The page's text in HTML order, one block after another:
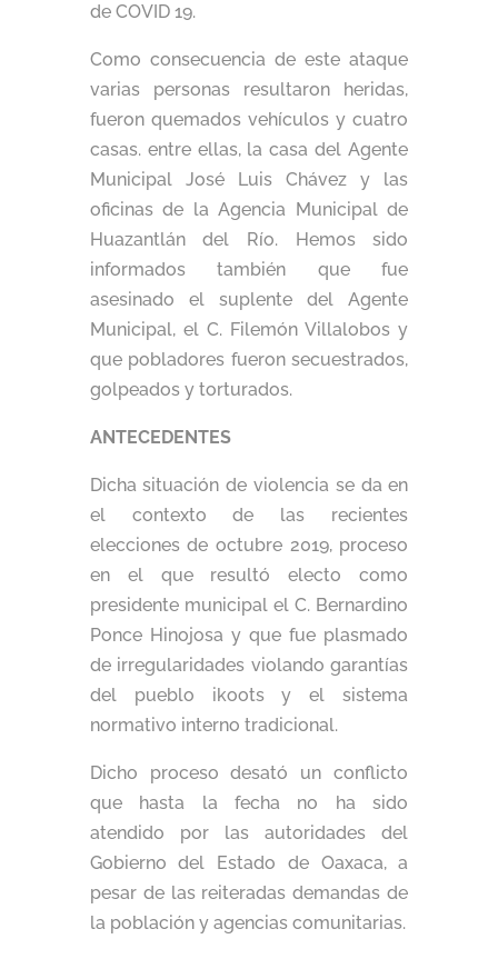
de COVID 19.
Como consecuencia de este ataque
varias personas resultaron heridas,
fueron quemados vehículos y cuatro
casas. entre ellas, la casa del Agente
Municipal José Luis Chávez y las
oficinas de la Agencia Municipal de
Huazantlán del Río. Hemos sido
informados también que fue
asesinado el suplente del Agente
Municipal, el C. Filemón Villalobos y
que pobladores fueron secuestrados,
golpeados y torturados.
ANTECEDENTES
Dicha situación de violencia se da en
el contexto de las recientes
elecciones de octubre 2019, proceso
en el que resultó electo como
presidente municipal el C. Bernardino
Ponce Hinojosa y que fue plasmado
de irregularidades violando garantías
del pueblo ikoots y el sistema
normativo interno tradicional.
Dicho proceso desató un conflicto
que hasta la fecha no ha sido
atendido por las autoridades del
Gobierno del Estado de Oaxaca, a
pesar de las reiteradas demandas de
la población y agencias comunitarias.